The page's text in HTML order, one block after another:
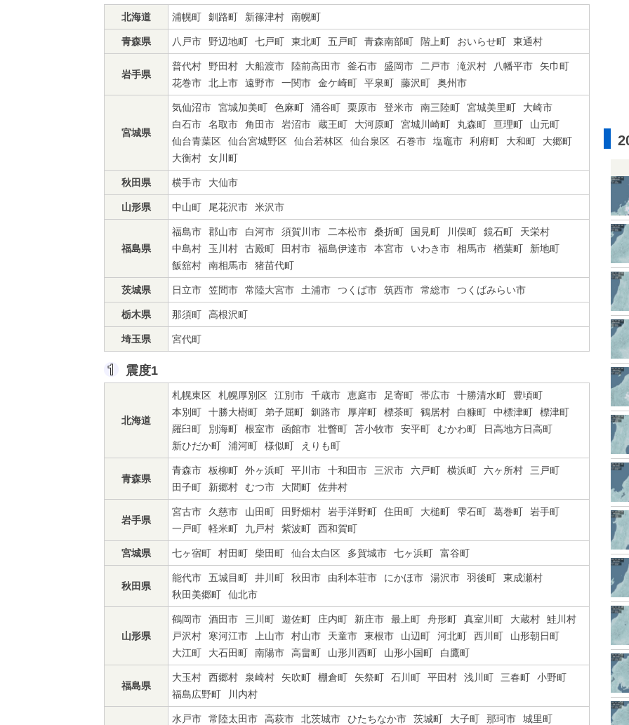
北海道 浦幌町 釧路町 新篠津村 南幌町
青森県 八戸市 野辺地町 七戸町 東北町 五戸町 青森南部町 階上町 おいらせ町 東通村
岩手県
普代村 野田村 大船渡市 陸前高田市 釜石市 盛岡市 二戸市 滝沢村 八幡平市
矢巾町
花巻市
北上市 遠野市 一関市 金ケ崎町 平泉町 藤沢町 奥州市
宮城県
気仙沼市 宮城加美町 色麻町 涌谷町 栗原市 登米市 南三陸町 宮城美里町
大崎市
白石市
名取市 角田市 岩沼市 蔵王町 大河原町 宮城川崎町 丸森町 亘理町
山元町
仙台青葉区
仙台宮城野区 仙台若林区 仙台泉区 石巻市 塩竈市 利府町 大和町
大郷町
大衡村
女川町
秋田県 横手市 大仙市
山形県 中山町 尾花沢市 米沢市
福島県
福島市 郡山市 白河市 須賀川市 二本松市 桑折町 国見町 川俣町 鏡石町
天栄村
中島村
玉川村 古殿町 田村市 福島伊達市 本宮市 いわき市 相馬市 楢葉町
新地町
飯舘村
南相馬市 猪苗代町
茨城県 日立市 笠間市 常陸大宮市 土浦市 つくば市 筑西市 常総市 つくばみらい市
栃木県 那須町 高根沢町
埼玉県 宮代町
震度1
北海道
札幌東区 札幌厚別区 江別市 千歳市 恵庭市 足寄町 帯広市 十勝清水町
豊頃町
本別町
十勝大樹町 弟子屈町 釧路市 厚岸町 標茶町 鶴居村 白糠町 中標津町
標津町
羅臼町
別海町 根室市 函館市 壮瞥町 苫小牧市 安平町 むかわ町
日高地方日高町
新ひだか町
浦河町 様似町 えりも町
青森県
青森市 板柳町 外ヶ浜町 平川市 十和田市 三沢市 六戸町 横浜町 六ヶ所村
三戸町
田子町
新郷村 むつ市 大間町 佐井村
岩手県
宮古市 久慈市 山田町 田野畑村 岩手洋野町 住田町 大槌町 雫石町 葛巻町
岩手町
一戸町
軽米町 九戸村 紫波町 西和賀町
宮城県 七ヶ宿町 村田町 柴田町 仙台太白区 多賀城市 七ヶ浜町 富谷町
秋田県
能代市 五城目町 井川町 秋田市 由利本荘市 にかほ市 湯沢市 羽後町
東成瀬村
秋田美郷町
仙北市
山形県
鶴岡市 酒田市 三川町 遊佐町 庄内町 新庄市 最上町 舟形町 真室川町 大蔵村
鮭川村
戸沢村
寒河江市 上山市 村山市 天童市 東根市 山辺町 河北町 西川町
山形朝日町
大江町
大石田町 南陽市 高畠町 山形川西町 山形小国町 白鷹町
福島県
大玉村 西郷村 泉崎村 矢吹町 棚倉町 矢祭町 石川町 平田村 浅川町 三春町
小野町
福島広野町
川内村
水戸市 常陸太田市 高萩市 北茨城市 ひたちなか市 茨城町 大子町 那珂市
城里町